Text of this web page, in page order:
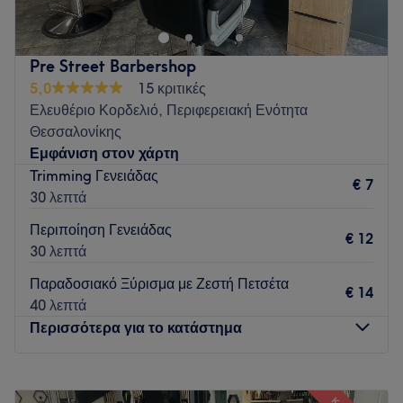
κουρέματα, χαλαρό vibe και προσοχή στη λεπτομέρεια.
Go to venue
Pre Street Barbershop
5,0
15 κριτικές
Ελευθέριο Κορδελιό, Περιφερειακή Ενότητα
Θεσσαλονίκης
Εμφάνιση στον χάρτη
Trimming Γενειάδας
30 λεπτά
€ 7
Περιποίηση Γενειάδας
30 λεπτά
€ 12
Παραδοσιακό Ξύρισμα με Ζεστή Πετσέτα
40 λεπτά
€ 14
Περισσότερα για το κατάστημα
Τρίτη
10:00–20:00